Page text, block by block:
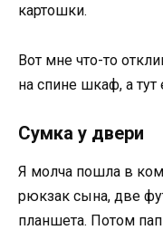
картошки.
Вот мне что-то
на спине шкаф, а тут
Сумка у двери
Я молча пошла в
рюкзак сына, две
планшета. Потом